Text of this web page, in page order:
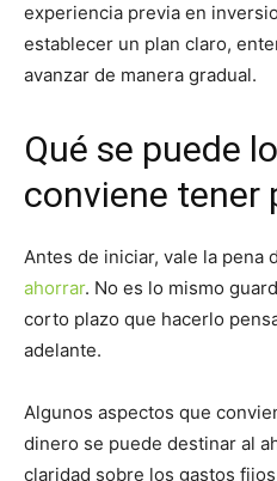
experiencia previa en
establecer un plan claro,
avanzar de manera gradual.
Qué se puede
conviene tener
Antes de iniciar, vale la pena
ahorrar. No es lo mismo
corto plazo que hacerlo
adelante.
Algunos aspectos que
dinero se puede destinar al
claridad sobre los gastos